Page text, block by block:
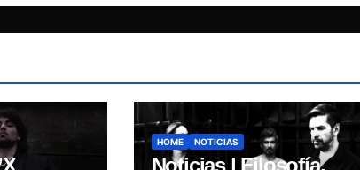
HOME NOTICIAS
Noticias | Filosofía,